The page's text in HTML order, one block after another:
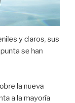
y claros, sus
se han
la nueva
a la mayoría